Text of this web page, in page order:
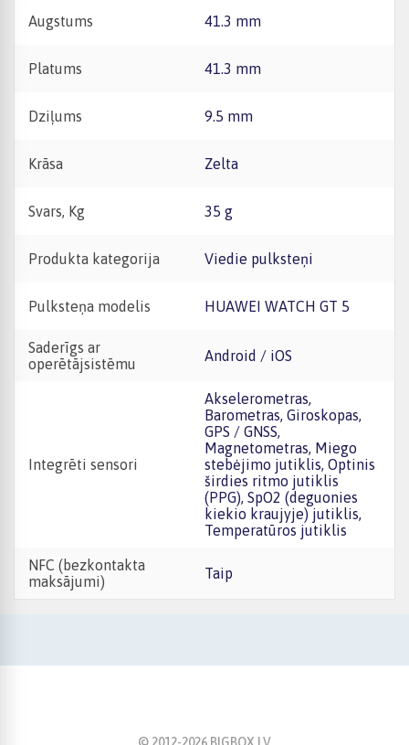
Augstums 41.3 mm
Platums 41.3 mm
Dziļums 9.5 mm
Krāsa Zelta
Svars, Kg 35 g
Produkta kategorija Viedie pulksteņi
Pulksteņa modelis HUAWEI WATCH GT 5
Saderīgs ar
operētājsistēmu
Android / iOS
Integrēti sensori
Akselerometras,
Barometras, Giroskopas,
GPS / GNSS,
Magnetometras, Miego
stebėjimo jutiklis, Optinis
širdies ritmo jutiklis
(PPG), SpO2 (deguonies
kiekio kraujyje) jutiklis,
Temperatūros jutiklis
NFC (bezkontakta
maksājumi)
Taip